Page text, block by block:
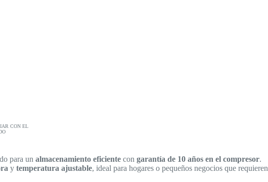
CON EL
para un almacenamiento eficientecon garantía de 10 años en el compresor.
y temperatura ajustable, ideal para hogares o pequeños negocios que requieren